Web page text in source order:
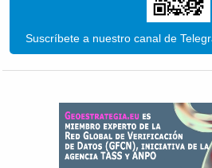
Suscríbete a nuestro canal de